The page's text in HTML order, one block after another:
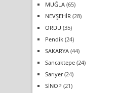
MUĞLA (65)
NEVŞEHİR (28)
ORDU (35)
Pendik (24)
SAKARYA (44)
Sancaktepe (24)
Sarıyer(24)
SİNOP (21)